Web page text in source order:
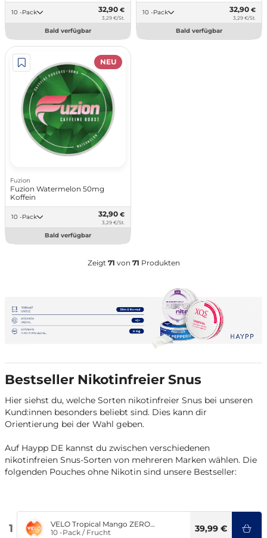
10 -Pack 32,90 €
3,29 €/St.
Bald verfügbar
10 -Pack 32,90 €
3,29 €/St.
Bald verfügbar
NEU
Fuzion
Fuzion Watermelon 50mg
Koffein
10 -Pack 32,90 €
3,29 €/St.
Bald verfügbar
Zeigt 71 von 71 Produkten
Bestseller Nikotinfreier Snus
Hier siehst du, welche Sorten nikotinfreier Snus bei unseren
Kund:innen besonders beliebt sind. Dies kann dir
Orientierung bei der Wahl geben.
Auf Haypp DE kannst du zwischen verschiedenen
nikotinfreien Snus-Sorten von mehreren Marken wählen. Die
folgenden Pouches ohne Nikotin sind unsere Bestseller:
1
VELO Tropical Mango ZERO
Nikotinfrei
10 -Pack / Frucht 39,99 €